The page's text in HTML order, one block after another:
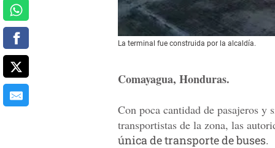
La terminal fue construida por la alcaldía.
Comayagua, Honduras.
Con poca cantidad de pasajeros
transportistas de la zona, las
única de transporte de buses.